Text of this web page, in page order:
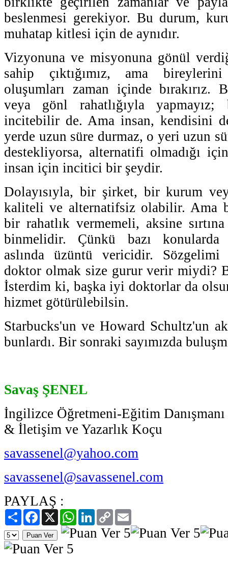
beslenmesi gerekiyor. Bu durum,
muhatap kitlesi için de aynıdır.
Vizyonuna ve misyonuna gönül
sahip çıktığımız, ama
oluşumları zaman içinde bırakırız.
veya gönl rahatlığıyla
incitebilir de. Ama insan, kendisini
yerde uzun süre durmaz, o yeri uzun
destekliyorsa, alternatifi olmadığı
insan için incitici bir şeydir.
Dolayısıyla, bir şirket, bir kurum
kaliteli ve alternatifsiz olabilir. Ama
bir rahatlık vermemeli, aksine
binmelidir. Çünkü bazı
aslında üzüntü vericidir.
doktor olmak size gurur verir miydi?
İsterdim ki, başka iyi doktorlar da
hizmet götürülebilsin.
Starbucks'un ve Howard Schultz'un
bunlardı. Bir sonraki sayımızda
Savaş ŞENEL
İngilizce Öğretmeni-Eğitim Danışmanı
& İletişim ve Yazarlık Koçu
savassenel@yahoo.com
savassenel@savassenel.com
PAYLAŞ :
PaylaşFacebook
X WhatsAppLinkedIn
Copy
Link